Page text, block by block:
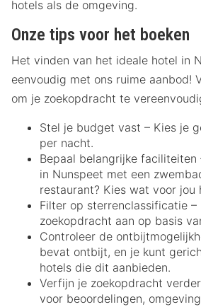
hotels als de omgeving.
Onze tips voor het boeken
Het vinden van het ideale hotel in
eenvoudig met ons ruime aanbod!
om je zoekopdracht te
Stel je budget vast – Kies je
per nacht.
Bepaal belangrijke faciliteiten
in Nunspeet met een
restaurant? Kies wat voor jou
Filter op sterrenclassificatie –
zoekopdracht aan op basis
Controleer de
bevat ontbijt, en je kunt
hotels die dit aanbieden.
Verfijn je zoekopdracht
voor beoordelingen,